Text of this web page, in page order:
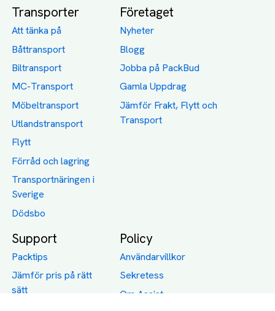
Transporter
Att tänka på
Båttransport
Biltransport
MC-Transport
Möbeltransport
Utlandstransport
Flytt
Förråd och lagring
Transportnäringen i
Sverige
Dödsbo
Företaget
Nyheter
Blogg
Jobba på PackBud
Gamla Uppdrag
Jämför Frakt, Flytt och
Transport
Support
Packtips
Jämför pris på rätt
sätt
Policy
Användarvillkor
Sekretess
Om Assist